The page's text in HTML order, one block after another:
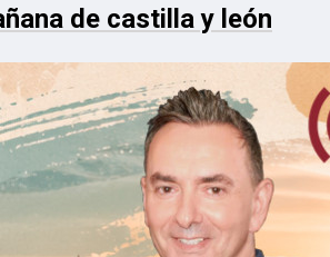
de castilla y león